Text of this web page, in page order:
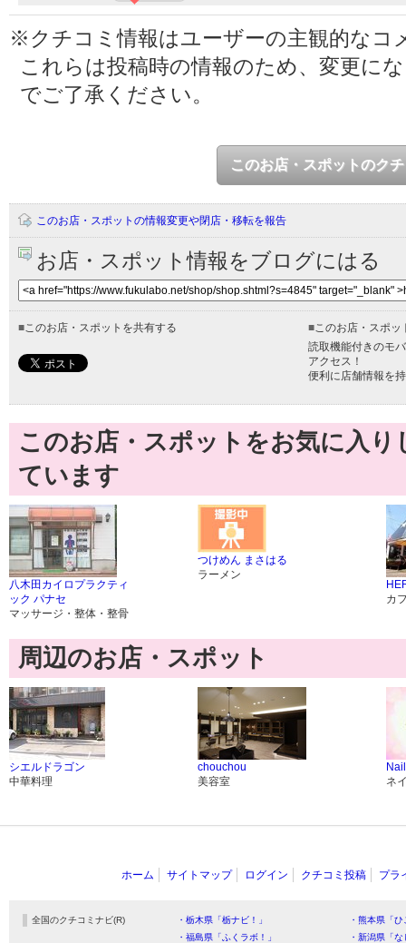
※クチコミ情報はユーザーの主観的なコ
これらは投稿時の情報のため、変更に
でご了承ください。
このお店・スポットのク
このお店・スポットの情報変更や閉店・移転を報告
お店・スポット情報をブログにはる
■このお店・スポットを共有する ■このお店・スポッ
読取機能付きのモ
アクセス！
便利に店舗情報を
このお店・スポットをお気に入
ています
八木田カイロプラクティ
ック パナセ
マッサージ・整体・整骨
つけめん まさはる
ラーメン
カ
周辺のお店・スポット
シエルドラゴン
中華料理
chouchou
美容室
ネ
ホーム サイトマップ ログイン クチコミ投稿 プラ
全国のクチコミナビ(R) ・栃木県「栃ナビ！」
・熊本県「
・福島県「ふくラボ！」
・新潟県「